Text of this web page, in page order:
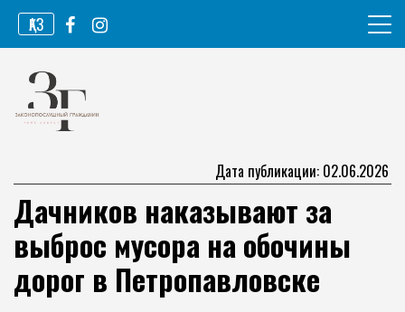
Перейти
содержимому
ҚАЗ
Законопослушный гражданин
Дата публикации: 02.06.2026
Дачников наказывают за
выброс мусора на обочины
дорог в Петропавловске